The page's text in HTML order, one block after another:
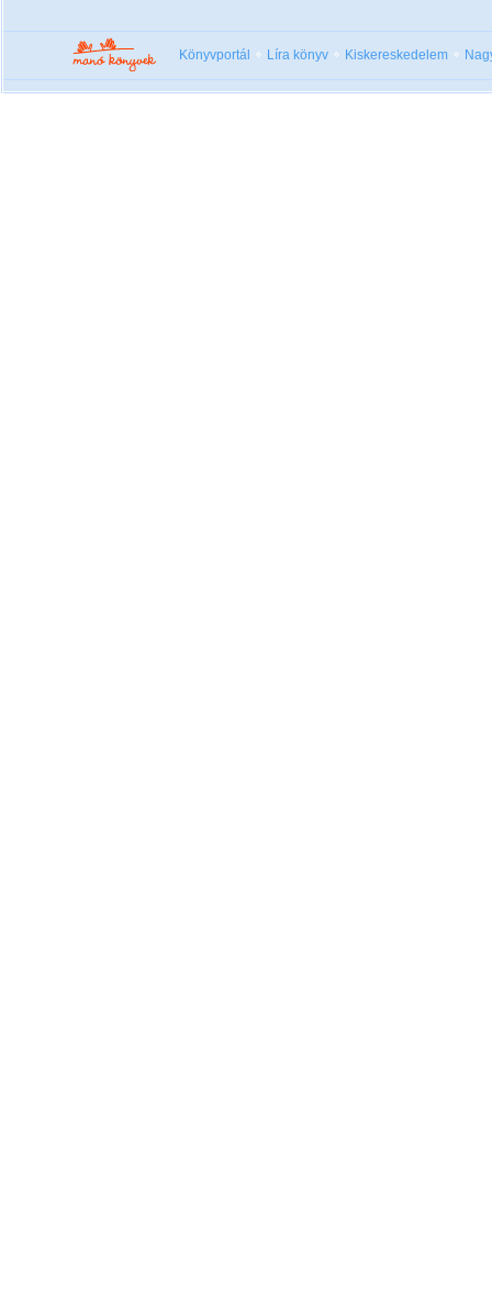
Könyvportál Líra könyv Kiskereskedelem